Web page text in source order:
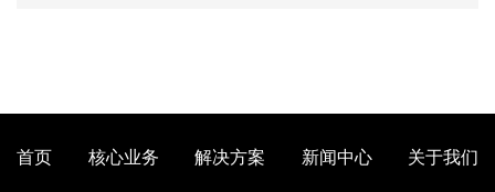
首页 核心业务 解决方案 新闻中心 关于我们